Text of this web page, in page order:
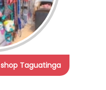
Taguatinga